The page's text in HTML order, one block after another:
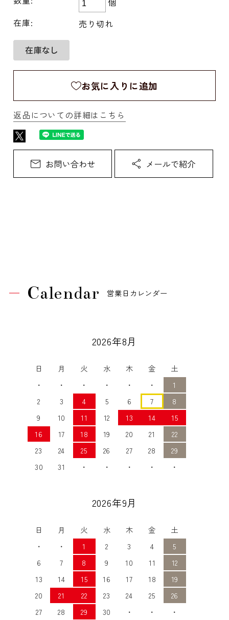
在庫:
売り切れ
お気に入りに追加
返品についての詳細はこちら
Calendar 営業日カレンダー
2026年8月
日 月 火 水 木 金
土
・
・ ・ ・ ・ ・
1
2
3 4 5 6 7
8
9
10 11 12 13 14
15
16
17 18 19 20 21
22
23
24 25 26 27 28
29
30
31 ・ ・ ・ ・ ・
2026年9月
日 月 火 水 木 金
土
・
・ 1 2 3 4
5
6
7 8 9 10 11
12
13
14 15 16 17 18
19
20
21 22 23 24 25
26
27
28 29 30 ・ ・ ・